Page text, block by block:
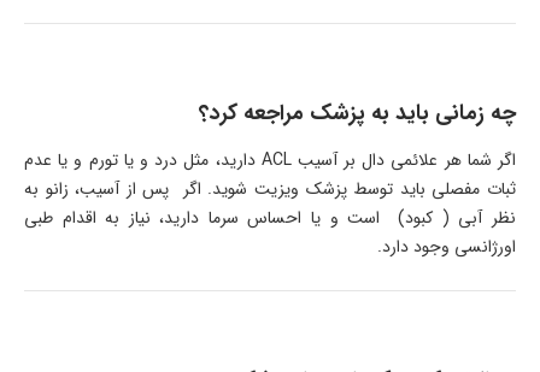
چه زمانی باید به پزشک مراجعه کرد؟
اگر شما هر علائمی دال بر آسیب ACL دارید، مثل درد و یا تورم و یا عدم
ثبات مفصلی باید توسط پزشک ویزیت شوید. اگر پس از آسیب، زانو به
نظر آبی ( کبود) است و یا احساس سرما دارید، نیاز به اقدام طبی
اورژانسی وجود دارد.